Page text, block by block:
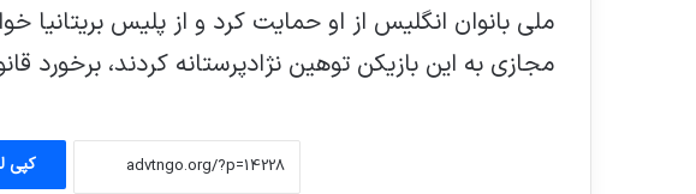
ملی بانوان انگلیس از او حمایت کرد و از پلیس
مجازی به این بازیکن توهین نژادپرستانه کردند، برخورد
کپی